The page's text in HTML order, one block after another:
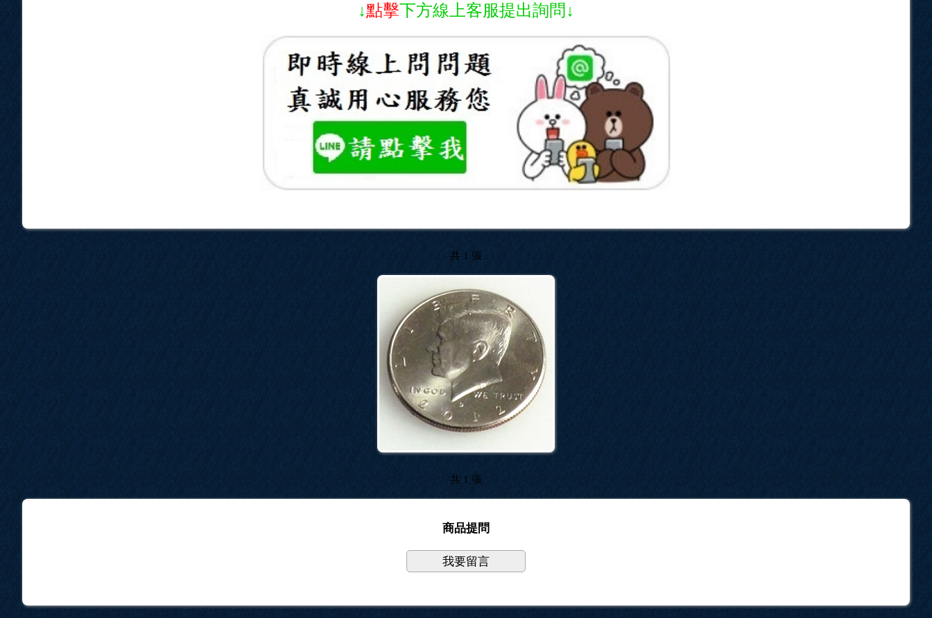
↓點擊下方線上客服提出詢問↓
共 1 張
共 1 張
商品提問
我要留言